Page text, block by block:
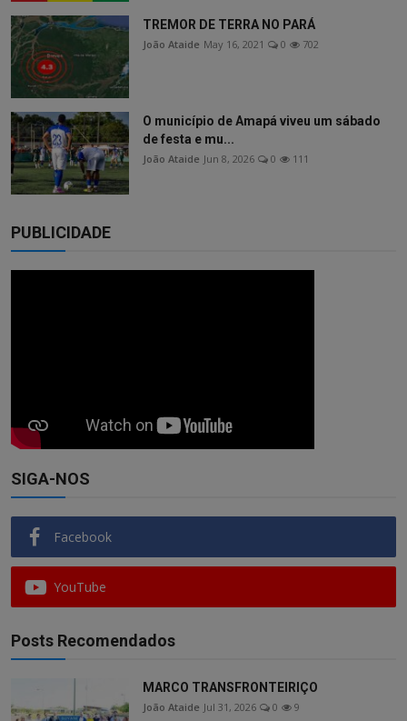
TREMOR DE TERRA NO PARÁ
João Ataide May 16, 2021 0 702
O município de Amapá viveu um sábado
de festa e mu...
João Ataide Jun 8, 2026 0 111
PUBLICIDADE
SIGA-NOS
Facebook
YouTube
Posts Recomendados
MARCO TRANSFRONTEIRIÇO
João Ataide Jul 31, 2026 0 9